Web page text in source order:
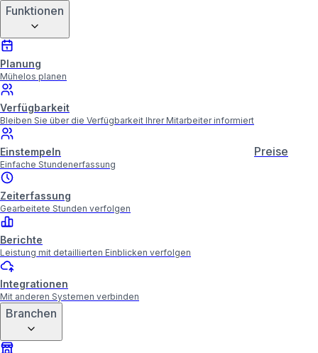
Funktionen
Planung
Mühelos planen
Verfügbarkeit
Bleiben Sie über die Verfügbarkeit Ihrer Mitarbeiter informiert
Einstempeln
Einfache Stundenerfassung
Zeiterfassung
Gearbeitete Stunden verfolgen
Berichte
Leistung mit detaillierten Einblicken verfolgen
Integrationen
Mit anderen Systemen verbinden
Preise
Branchen